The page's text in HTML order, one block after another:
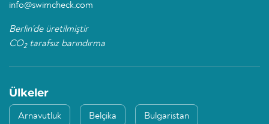
info@swimcheck.com
Berlin'de üretilmiştir
CO2tarafsız barındırma
Ülkeler
Arnavutluk Belçika Bulgaristan